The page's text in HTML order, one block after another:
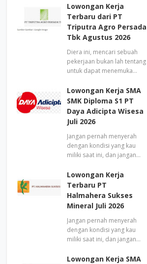
Lowongan Kerja
Terbaru dari PT
Triputra Agro Persada
Tbk Agustus 2026
Diera ini, mencari sebuah
pekerjaan bukan lah tentang
untuk dapat menemuka…
Lowongan Kerja SMA
SMK Diploma S1 PT
Daya Adicipta Wisesa
Juli 2026
Jangan pernah menyerah
dengan kondisi yang kau
miliki saat ini, dan jangan…
Lowongan Kerja
Terbaru PT
Halmahera Sukses
Mineral Juli 2026
Jangan pernah menyerah
dengan kondisi yang kau
miliki saat ini, dan jangan…
Lowongan Kerja SMA